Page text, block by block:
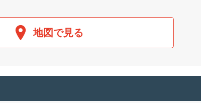
地図で見る